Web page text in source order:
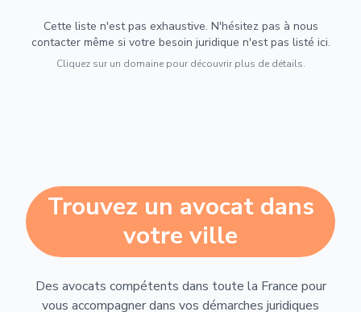
Cette liste n'est pas exhaustive. N'hésitez pas à nous
contacter même si votre besoin juridique n'est pas listé ici.
Cliquez sur un domaine pour découvrir plus de détails.
Trouvez un avocat dans
votre ville
Des avocats compétents dans toute la France pour
vous accompagner dans vos démarches juridiques